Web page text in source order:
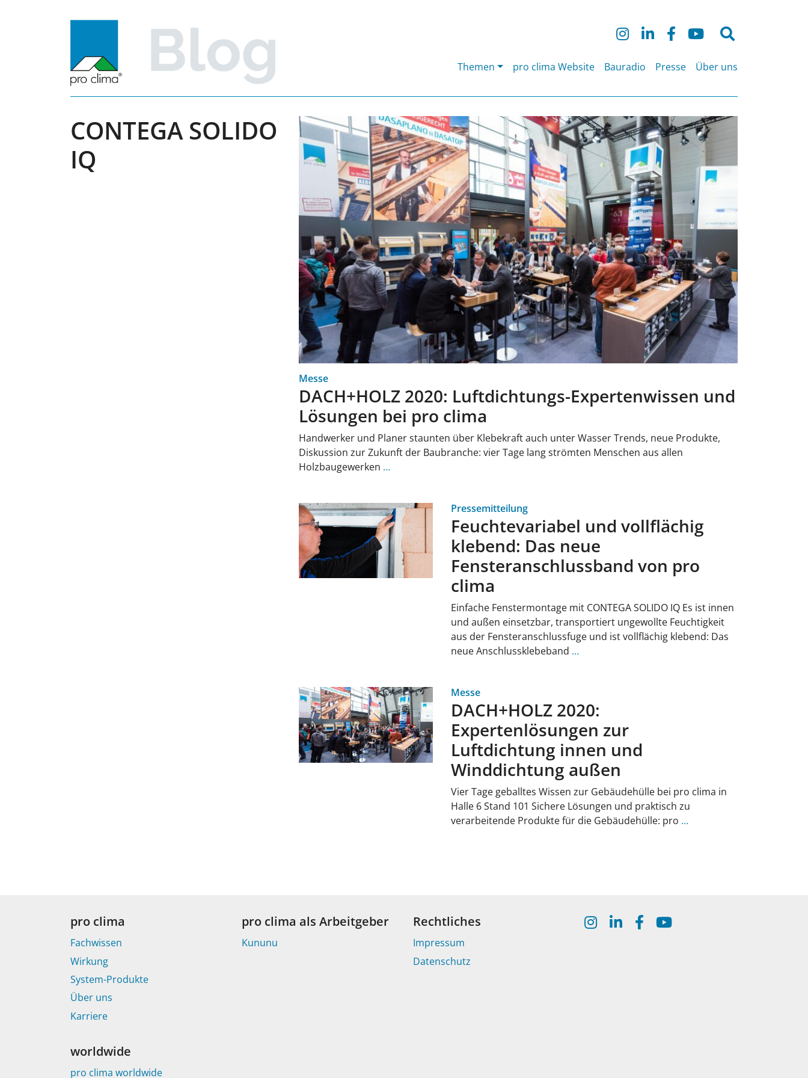
Suche
nach:
Themen
pro clima Website Bauradio Presse Über uns
CONTEGA SOLIDO
IQ
Messe
DACH+HOLZ 2020: Luftdichtungs-Expertenwissen und
Lösungen bei pro clima
Handwerker und Planer staunten über Klebekraft auch unter Wasser Trends, neue Produkte,
Diskussion zur Zukunft der Baubranche: vier Tage lang strömten Menschen aus allen
Holzbaugewerken …
Pressemitteilung
Feuchtevariabel und vollflächig
klebend: Das neue
Fensteranschlussband von pro
clima
Einfache Fenstermontage mit CONTEGA SOLIDO IQ Es ist innen
und außen einsetzbar, transportiert ungewollte Feuchtigkeit
aus der Fensteranschlussfuge und ist vollflächig klebend: Das
neue Anschlussklebeband …
Messe
DACH+HOLZ 2020:
Expertenlösungen zur
Luftdichtung innen und
Winddichtung außen
Vier Tage geballtes Wissen zur Gebäudehülle bei pro clima in
Halle 6 Stand 101 Sichere Lösungen und praktisch zu
verarbeitende Produkte für die Gebäudehülle: pro …
pro clima
Fachwissen
Wirkung
System-Produkte
Über uns
Karriere
worldwide
pro clima worldwide
pro clima als Arbeitgeber
Kununu
Rechtliches
Impressum
Datenschutz